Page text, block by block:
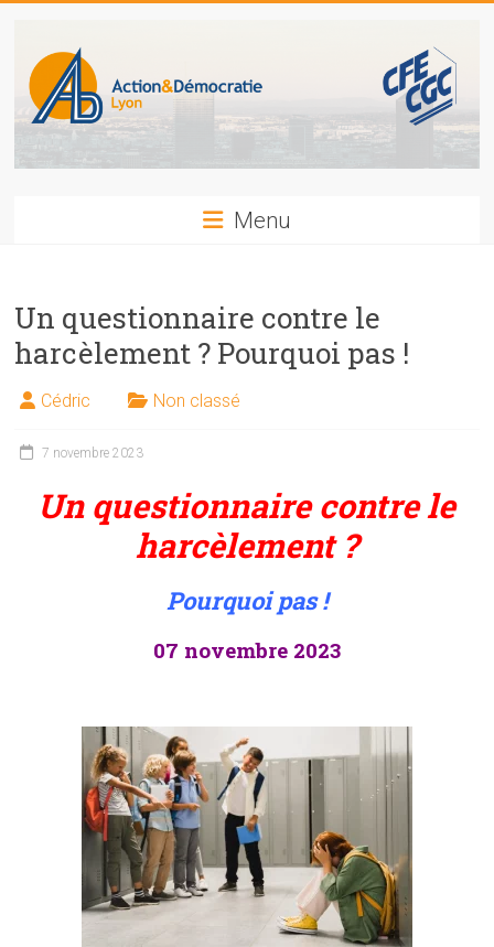
content
CFE-
CGC
LYON
Menu
Un questionnaire contre le
harcèlement ? Pourquoi pas !
Cédric Non classé
7 novembre 2023
Un questionnaire contre le
harcèlement ?
Pourquoi pas !
07 novembre 2023